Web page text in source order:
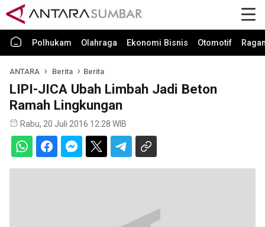
Polhukam Olahraga Ekonomi Bisnis Otomotif
ANTARA Berita Berita
LIPI-JICA Ubah Limbah Jadi Beton
Ramah Lingkungan
Rabu, 20 Juli 2016 12:28 WIB